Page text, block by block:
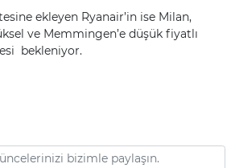
ekleyen Ryanair’in ise Milan,
ve Memmingen’e düşük fiyatlı
bekleniyor.